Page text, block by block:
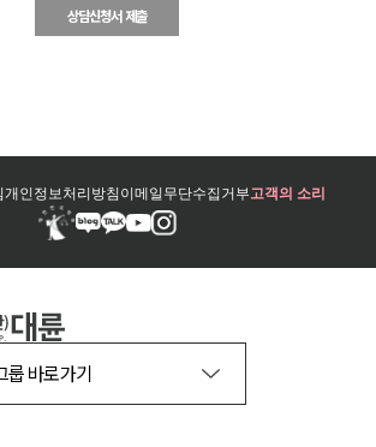
상담신청서 제출
개인정보처리방침이메일무단수집거부고객의 소리
룹 바로가기